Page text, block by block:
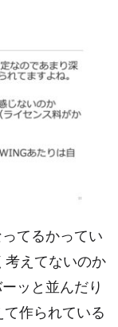
てるかってい
考えてないのか
ッと並んだり
作られている